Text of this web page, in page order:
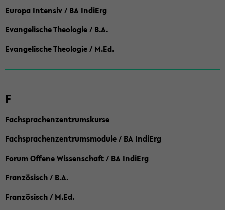
Europa Intensiv / BA IndiErg
Evangelische Theologie / B.A.
Evangelische Theologie / M.Ed.
F
Fachsprachenzentrumskurse
Fachsprachenzentrumsmodule / BA IndiErg
Forum Offene Wissenschaft / BA IndiErg
Französisch / B.A.
Französisch / M.Ed.